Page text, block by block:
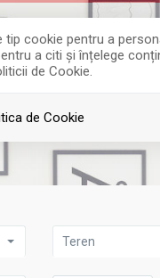
tip cookie pentru a
a citi și înțelege
de Cookie.
de Cookie
Teren